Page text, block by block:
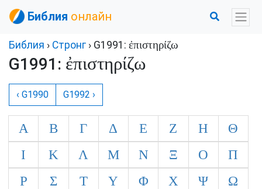
Библия онлайн
Библия › Стронг › G1991: ἐπιστηρίζω
G1991: ἐπιστηρίζω
‹ G1990 G1992 ›
Α Β Γ Δ Ε Ζ Η
Θ
Ι
Κ Λ Μ Ν Ξ Ο
Π
Ρ
Σ Τ Υ Φ Χ Ψ Ω